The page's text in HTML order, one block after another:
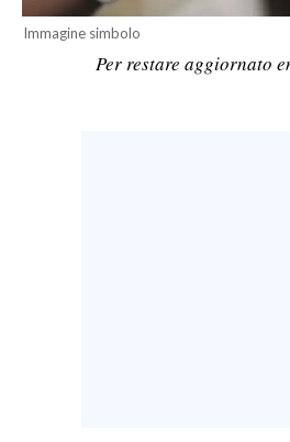
LAVORO
Immagine simbolo
Per restare aggiornato